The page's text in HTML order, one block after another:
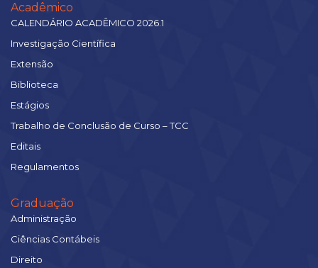
Acadêmico
CALENDÁRIO ACADÊMICO 2026.1
Investigação Científica
Extensão
Biblioteca
Estágios
Trabalho de Conclusão de Curso – TCC
Editais
Regulamentos
Graduação
Administração
Ciências Contábeis
Direito